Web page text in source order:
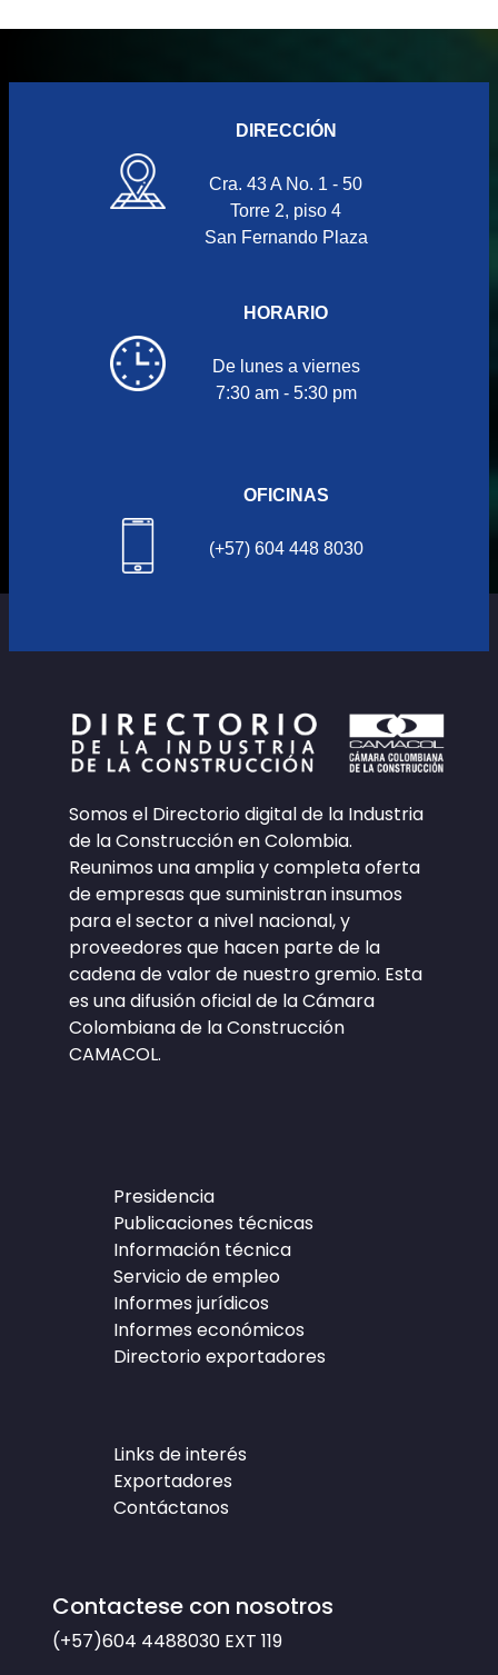
DIRECCIÓN
Cra. 43 A No. 1 - 50
Torre 2, piso 4
San Fernando Plaza
HORARIO
De lunes a viernes
7:30 am - 5:30 pm
OFICINAS
(+57) 604 448 8030
Somos el Directorio digital de la Industria
de la Construcción en Colombia.
Reunimos una amplia y completa oferta
de empresas que suministran insumos
para el sector a nivel nacional, y
proveedores que hacen parte de la
cadena de valor de nuestro gremio. Esta
es una difusión oficial de la Cámara
Colombiana de la Construcción
CAMACOL.
Presidencia
Publicaciones técnicas
Información técnica
Servicio de empleo
Informes jurídicos
Informes económicos
Directorio exportadores
Links de interés
Exportadores
Contáctanos
Contactese con nosotros
(+57)604 4488030 EXT 119